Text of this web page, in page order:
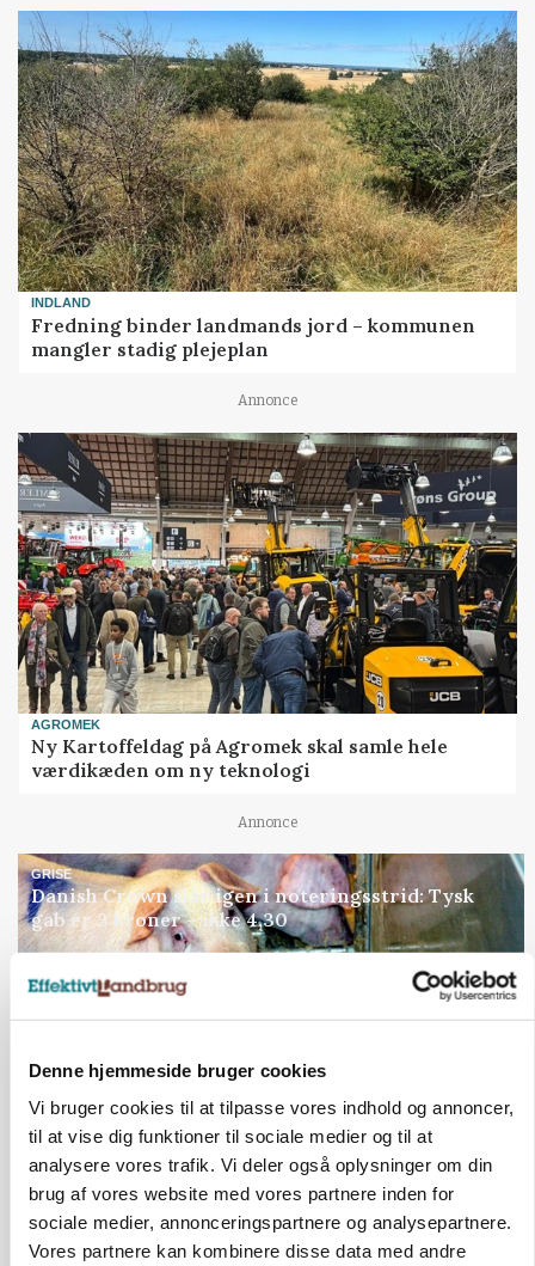
Denne hjemmeside bruger cookies
Vi bruger cookies til at tilpasse vores indhold og annoncer,
til at vise dig funktioner til sociale medier og til at
analysere vores trafik. Vi deler også oplysninger om din
brug af vores website med vores partnere inden for
sociale medier, annonceringspartnere og analysepartnere.
Vores partnere kan kombinere disse data med andre
INDLAND
Fredning binder landmands jord – kommunen
mangler stadig plejeplan
Annonce
AGROMEK
Ny Kartoffeldag på Agromek skal samle hele
værdikæden om ny teknologi
Annonce
GRISE
Danish Crown slår igen i noteringsstrid: Tysk
gab er 3 kroner – ikke 4,30
Loading...
Jobs
i samarbejde med
ledige stillinger
Opret agent
Se alle jobs